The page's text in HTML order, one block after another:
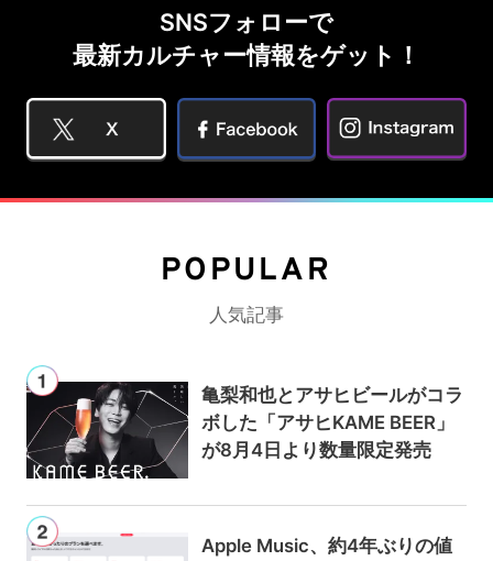
SNSフォローで
最新カルチャー情報をゲット！
POPULAR
人気記事
亀梨和也とアサヒビールがコラ
ボした「アサヒKAME BEER」
が8月4日より数量限定発売
Apple Music、約4年ぶりの値